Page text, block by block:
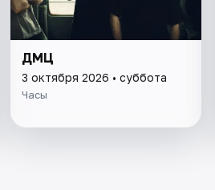
ДМЦ
3 октября 2026 • суббота
Часы